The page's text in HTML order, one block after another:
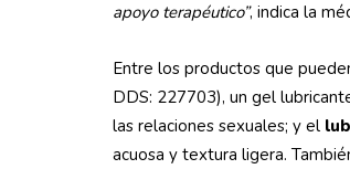
apoyo terapéutico”, indica la
Entre los productos que
DDS: 227703), un gel
las relaciones sexuales; y el
acuosa y textura ligera.